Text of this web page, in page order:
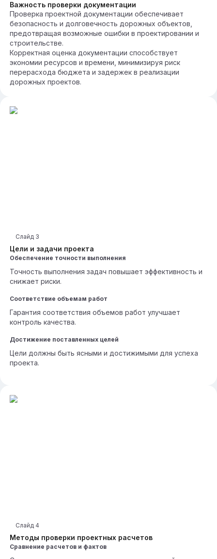
Важность проверки документации
Проверка проектной документации обеспечивает
безопасность и долговечность дорожных объектов,
предотвращая возможные ошибки в проектировании и
строительстве.
Корректная оценка документации способствует
экономии ресурсов и времени, минимизируя риск
перерасхода бюджета и задержек в реализации
дорожных проектов.
Цели и задачи проекта
Слайд 3
Обеспечение точности выполнения
Точность выполнения задач повышает эффективность и
снижает риски.
Соответствие объемам работ
Гарантия соответствия объемов работ улучшает
контроль качества.
Достижение поставленных целей
Цели должны быть ясными и достижимыми для успеха
проекта.
Методы проверки проектных расчетов
Слайд 4
Сравнение расчетов и фактов